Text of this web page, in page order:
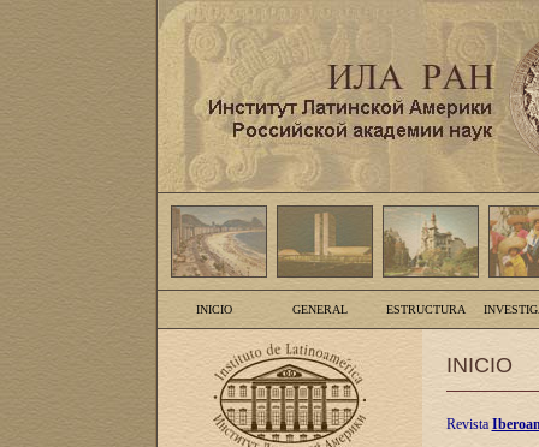
INICIO GENERAL ESTRUCTURA
INICIO
Revista